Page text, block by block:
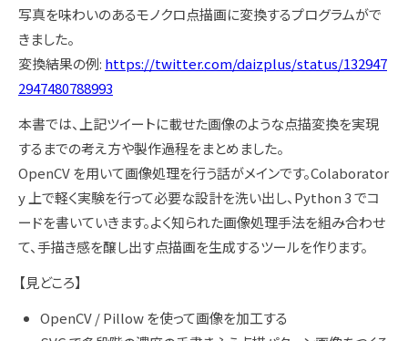
写真を味わいのあるモノクロ点描画に変換するプログラムがで
きました。
変換結果の例: https://twitter.com/daizplus/status/132947
2947480788993
本書では、上記ツイートに載せた画像のような点描変換を実現
するまでの考え方や製作過程をまとめました。
OpenCV を用いて画像処理を行う話がメインです。Colaborator
y 上で軽く実験を行って必要な設計を洗い出し、Python 3 でコ
ードを書いていきます。よく知られた画像処理手法を組み合わせ
て、手描き感を醸し出す点描画を生成するツールを作ります。
【見どころ】
OpenCV / Pillow を使って画像を加工する